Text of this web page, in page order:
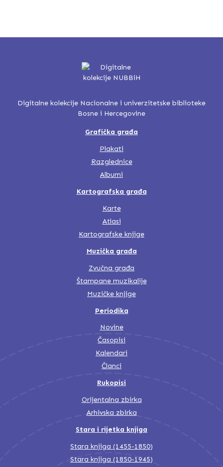
Digitalne kolekcije Nacionalne i univerzitetske biblioteke
Bosne i Hercegovine
Grafička građa
Plakati
Razglednice
Albumi
Kartografska građa
Karte
Atlasi
Kartografske knjige
Muzička građa
Zvučna građa
Štampane muzikalije
Muzičke knjige
Periodika
Novine
Časopisi
Kalendari
Članci
Rukopisi
Orijentalna zbirka
Arhivska zbirka
Stara i rijetka knjiga
Stara knjiga (1455-1850)
Stara knjiga (1850-1945)